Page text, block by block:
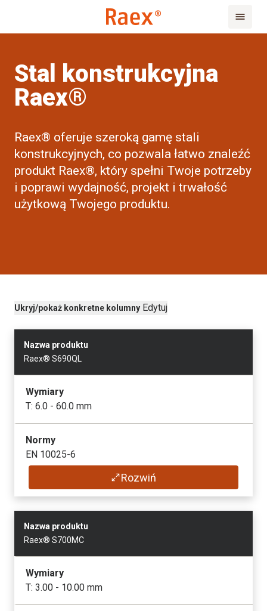
Stal konstrukcyjna
Raex®
Raex® oferuje szeroką gamę stali
konstrukcyjnych, co pozwala łatwo znaleźć
produkt Raex®, który spełni Twoje potrzeby
i poprawi wydajność, projekt i trwałość
użytkową Twojego produktu.
Ukryj/pokaż konkretne kolumny Edytuj
Nazwa produktu
Raex® S690QL
Wymiary
T: 6.0 - 60.0 mm
Normy
EN 10025-6
Karta produktowa
Rozwiń
Nazwa produktu
Raex® S700MC
Wymiary
T: 3.00 - 10.00 mm